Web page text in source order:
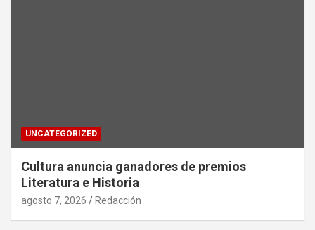
UNCATEGORIZED
Cultura anuncia ganadores de premios
Literatura e Historia
agosto 7, 2026 Redacción